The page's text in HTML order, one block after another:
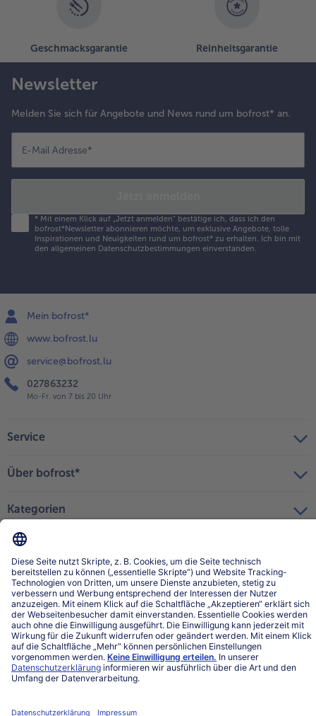
Geschmacksgarantie Reinheitsgarantie
Newsletter
Melden Sie sich für Angebote und News rund um bofrost* an.
E-Mail Adresse*
* Mit einem Klick auf „Jetzt anmelden" bestätige ich, dass ich den
bofrost*Newsletter abonnieren möchte, um exklusive Angebote, tolle
Inspirationen und Neuigkeiten rund um bofrost* zu erhalten. Ich bin mit
den allgemeinen Datenschutzbestimmungen einverstanden.
Mein bofrost*
www.bofrost.lu
service@bofrost.lu
027863232
Mo-Fr. von 7 bis 20 Uhr
Service
Über bofrost*
Kategorien
Land / Sprache wählen